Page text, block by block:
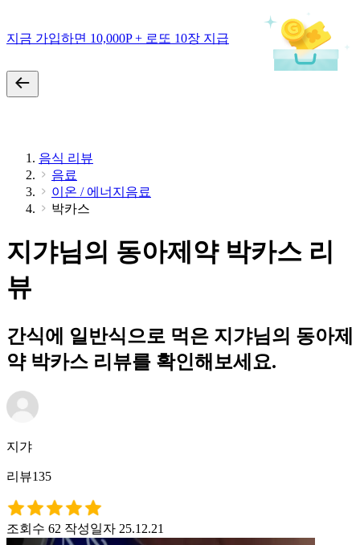
지금 가입하면 10,000P + 로또 10장 지급
음식 리뷰
음료
이온 / 에너지음료
박카스
지갸님의 동아제약 박카스 리
뷰
간식에 일반식으로 먹은 지갸님의 동아제
약 박카스 리뷰를 확인해보세요.
지갸
리뷰135
조회수 62 작성일자 25.12.21